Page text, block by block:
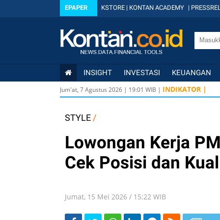
EPAPER KSTORE | KONTAN ACADEMY |
INSIGHT INVESTASI KEUANGAN
Jum'at, 7 Agustus 2026 | 19:01 WIB | INDIKATOR |
STYLE /
Lowongan Kerja
Cek Posisi dan
Jumat, 15 Mei 2026 / 15:22 WIB